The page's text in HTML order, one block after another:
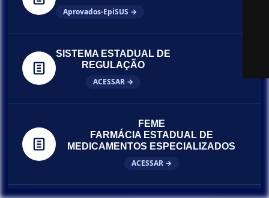
Aprovados-EpiSUS →
SISTEMA ESTADUAL DE
REGULAÇÃO
ACESSAR →
FEME
FARMÁCIA ESTADUAL DE
MEDICAMENTOS ESPECIALIZADOS
ACESSAR →